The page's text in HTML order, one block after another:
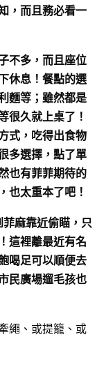
，而且務必看一
不多，而且座位
休息！餐點的選
麵等；雖然都是
很久就上桌了！
式，吃得出食物
多選擇，點了單
也有菲菲期待的
也太重本了吧！
麻靠近偷瞄，只
這裡離最近有名
喝足可以順便去
民廣場遛毛孩也
繩、或提籠、或